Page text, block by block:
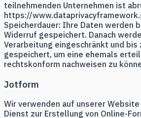
teilnehmenden Unternehmen ist
https://
Speicherdauer: Ihre Daten werden
Widerruf gespeichert. Danach
Verarbeitung eingeschränkt und bis
gespeichert, um eine ehemals
rechtskonform nachweisen zu
Jotform
Wir verwenden auf unserer
Dienst zur Erstellung von Online-